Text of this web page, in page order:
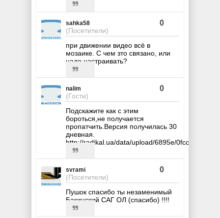
sahka58
(Посетители)
0
при движении видео всё в
мозаике. С чем зто связано, или
надо настраивать?
nalim
(Гости)
0
Подскажите как с этим
бороться,не получается
пропатчить.Версия получилась 30
дневная.
http://radikal.ua/data/upload/6895e/0fccf/
svrami
(Посетители)
0
Пушок спасибо ты незаменимый
Бакинский САГ ОЛ (спасибо) !!!!